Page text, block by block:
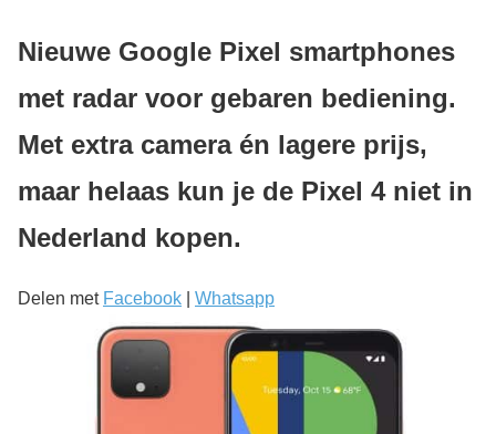
Nieuwe Google Pixel smartphones
met radar voor gebaren bediening.
Met extra camera én lagere prijs,
maar helaas kun je de Pixel 4 niet in
Nederland kopen.
Delen met Facebook Whatsapp